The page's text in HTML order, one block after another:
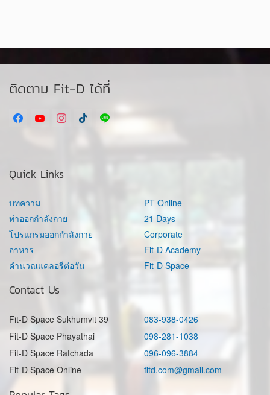
ติดตาม Fit-D ได้ที่
Quick Links
บทความ
ท่าออกกำลังกาย
โปรแกรมออกกำลังกาย
อาหาร
คำนวณแคลอรี่ต่อวัน
PT Online
21 Days
Corporate
Fit-D Academy
Fit-D Space
Contact Us
Fit-D Space Sukhumvit 39
083-938-0426
Fit-D Space Phayathai
098-281-1038
Fit-D Space Ratchada
096-096-3884
Fit-D Space Online
fitd.com@gmail.com